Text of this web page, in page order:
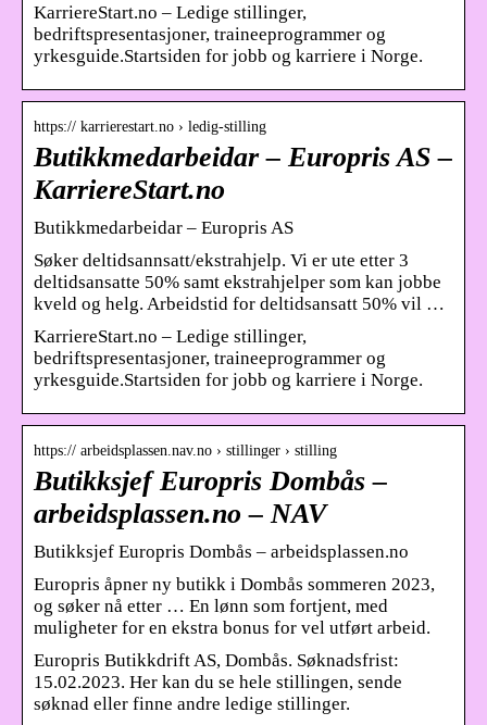
KarriereStart.no – Ledige stillinger,
bedriftspresentasjoner, traineeprogrammer og
yrkesguide.Startsiden for jobb og karriere i Norge.
https:// karrierestart.no › ledig-stilling
Butikkmedarbeidar – Europris AS –
KarriereStart.no
Butikkmedarbeidar – Europris AS
Søker deltidsannsatt/ekstrahjelp. Vi er ute etter 3
deltidsansatte 50% samt ekstrahjelper som kan jobbe
kveld og helg. Arbeidstid for deltidsansatt 50% vil …
KarriereStart.no – Ledige stillinger,
bedriftspresentasjoner, traineeprogrammer og
yrkesguide.Startsiden for jobb og karriere i Norge.
https:// arbeidsplassen.nav.no › stillinger › stilling
Butikksjef Europris Dombås –
arbeidsplassen.no – NAV
Butikksjef Europris Dombås – arbeidsplassen.no
Europris åpner ny butikk i Dombås sommeren 2023,
og søker nå etter … En lønn som fortjent, med
muligheter for en ekstra bonus for vel utført arbeid.
Europris Butikkdrift AS, Dombås. Søknadsfrist:
15.02.2023. Her kan du se hele stillingen, sende
søknad eller finne andre ledige stillinger.